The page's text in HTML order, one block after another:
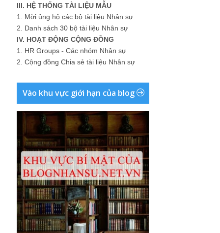
III. HỆ THỐNG TÀI LIỆU MẪU
1. Mời ủng hộ các bộ tài liệu Nhân sự
2. Danh sách 30 bộ tài liệu Nhân sự
IV. HOẠT ĐỘNG CỘNG ĐỒNG
1. HR Groups - Các nhóm Nhân sự
2. Cộng đồng Chia sẻ tài liệu Nhân sự
Vào khu vực giới hạn của blog